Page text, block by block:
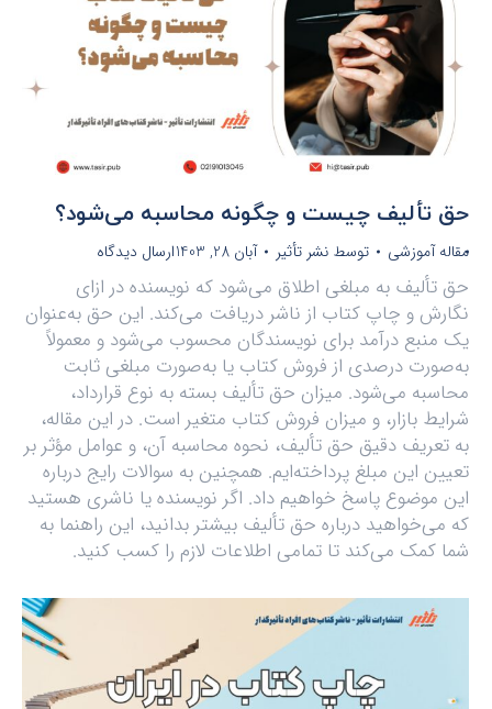
حق تألیف چیست و چگونه محاسبه می‌شود؟
مقاله آموزشی توسط نشر تأثیر آبان 28, 1403 ارسال دیدگاه
حق تألیف به مبلغی اطلاق می‌شود که نویسنده در ازای
نگارش و چاپ کتاب از ناشر دریافت می‌کند. این حق به‌عنوان
یک منبع درآمد برای نویسندگان محسوب می‌شود و معمولاً
به‌صورت درصدی از فروش کتاب یا به‌صورت مبلغی ثابت
محاسبه می‌شود. میزان حق تألیف بسته به نوع قرارداد،
شرایط بازار، و میزان فروش کتاب متغیر است. در این مقاله،
به تعریف دقیق حق تألیف، نحوه محاسبه آن، و عوامل مؤثر بر
تعیین این مبلغ پرداخته‌ایم. همچنین به سوالات رایج درباره
این موضوع پاسخ خواهیم داد. اگر نویسنده یا ناشری هستید
که می‌خواهید درباره حق تألیف بیشتر بدانید، این راهنما به
شما کمک می‌کند تا تمامی اطلاعات لازم را کسب کنید.